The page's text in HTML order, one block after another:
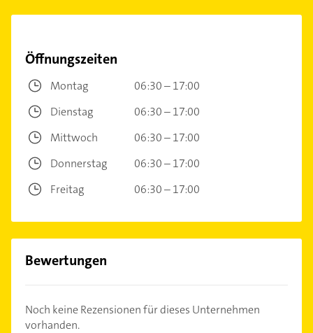
Öffnungszeiten
Montag
06:30 – 17:00
Dienstag
06:30 – 17:00
Mittwoch
06:30 – 17:00
Donnerstag
06:30 – 17:00
Freitag
06:30 – 17:00
Bewertungen
Noch keine Rezensionen für dieses Unternehmen
vorhanden.